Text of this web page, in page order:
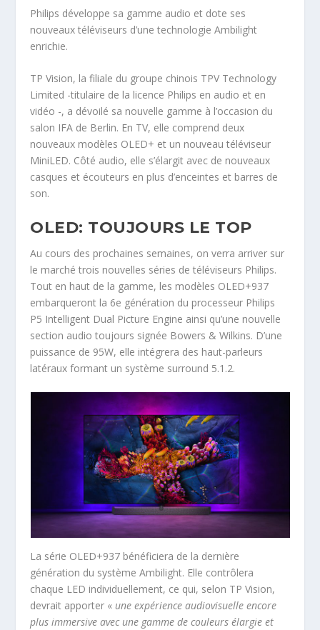
Philips développe sa gamme audio et dote ses
nouveaux téléviseurs d’une technologie Ambilight
enrichie.
TP Vision, la filiale du groupe chinois TPV Technology
Limited -titulaire de la licence Philips en audio et en
vidéo -, a dévoilé sa nouvelle gamme à l’occasion du
salon IFA de Berlin. En TV, elle comprend deux
nouveaux modèles OLED+ et un nouveau téléviseur
MiniLED. Côté audio, elle s’élargit avec de nouveaux
casques et écouteurs en plus d’enceintes et barres de
son.
OLED: TOUJOURS LE TOP
Au cours des prochaines semaines, on verra arriver sur
le marché trois nouvelles séries de téléviseurs Philips.
Tout en haut de la gamme, les modèles OLED+937
embarqueront la 6e génération du processeur Philips
P5 Intelligent Dual Picture Engine ainsi qu’une nouvelle
section audio toujours signée Bowers & Wilkins. D’une
puissance de 95W, elle intégrera des haut-parleurs
latéraux formant un système surround 5.1.2.
La série OLED+937 bénéficiera de la dernière
génération du système Ambilight. Elle contrôlera
chaque LED individuellement, ce qui, selon TP Vision,
devrait apporter « une expérience audiovisuelle encore
plus immersive avec une gamme de couleurs élargie et